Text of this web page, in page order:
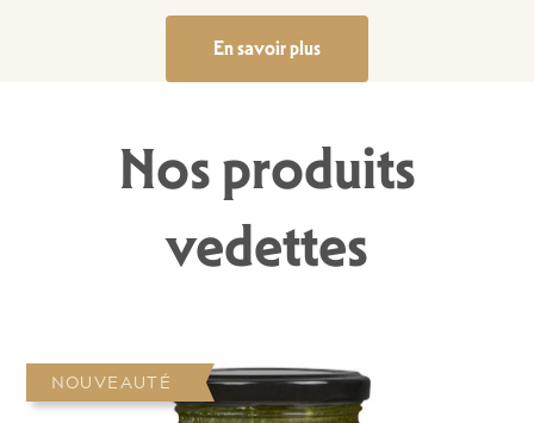
En savoir plus
Nos produits
vedettes
NOUVEAUTÉ